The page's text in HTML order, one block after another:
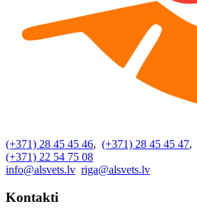
(+371) 28 45 45 46, (+371) 28 45 45 47,
(+371) 22 54 75 08
info@alsvets.lv riga@alsvets.lv
Kontakti